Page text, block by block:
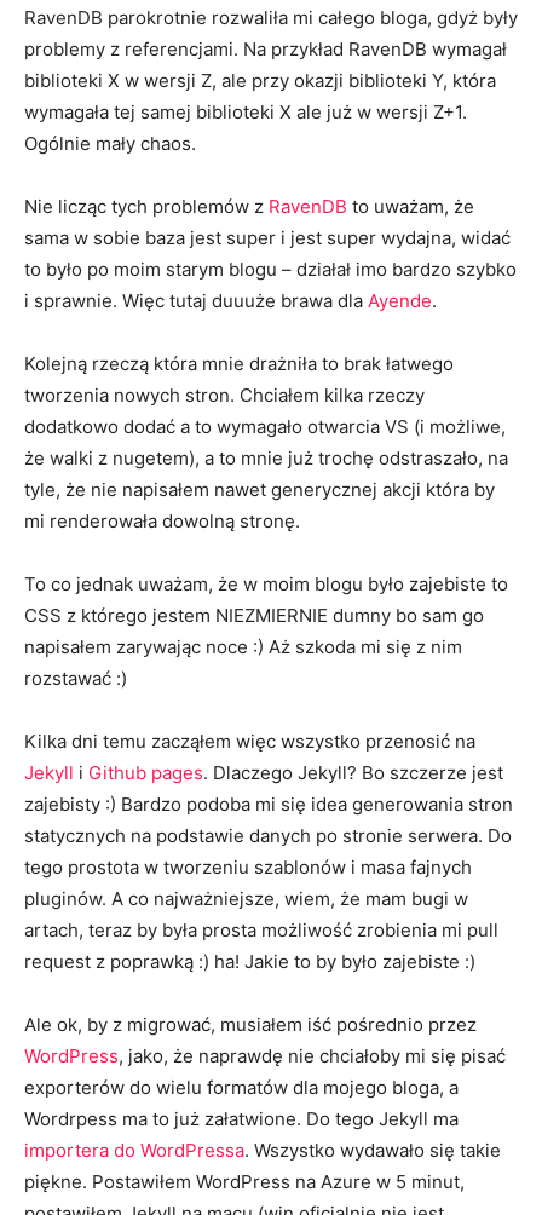
RavenDB parokrotnie rozwaliła mi całego bloga, gdyż były
problemy z referencjami. Na przykład RavenDB wymagał
biblioteki X w wersji Z, ale przy okazji biblioteki Y, która
wymagała tej samej biblioteki X ale już w wersji Z+1.
Ogólnie mały chaos.
Nie licząc tych problemów z RavenDB to uważam, że
sama w sobie baza jest super i jest super wydajna, widać
to było po moim starym blogu – działał imo bardzo szybko
i sprawnie. Więc tutaj duuuże brawa dla Ayende.
Kolejną rzeczą która mnie drażniła to brak łatwego
tworzenia nowych stron. Chciałem kilka rzeczy
dodatkowo dodać a to wymagało otwarcia VS (i możliwe,
że walki z nugetem), a to mnie już trochę odstraszało, na
tyle, że nie napisałem nawet generycznej akcji która by
mi renderowała dowolną stronę.
To co jednak uważam, że w moim blogu było zajebiste to
CSS z którego jestem NIEZMIERNIE dumny bo sam go
napisałem zarywając noce :) Aż szkoda mi się z nim
rozstawać :)
Kilka dni temu zacząłem więc wszystko przenosić na
Jekyll i Github pages. Dlaczego Jekyll? Bo szczerze jest
zajebisty :) Bardzo podoba mi się idea generowania stron
statycznych na podstawie danych po stronie serwera. Do
tego prostota w tworzeniu szablonów i masa fajnych
pluginów. A co najważniejsze, wiem, że mam bugi w
artach, teraz by była prosta możliwość zrobienia mi pull
request z poprawką :) ha! Jakie to by było zajebiste :)
Ale ok, by z migrować, musiałem iść pośrednio przez
WordPress, jako, że naprawdę nie chciałoby mi się pisać
exporterów do wielu formatów dla mojego bloga, a
Wordrpess ma to już załatwione. Do tego Jekyll ma
importera do WordPressa. Wszystko wydawało się takie
piękne. Postawiłem WordPress na Azure w 5 minut,